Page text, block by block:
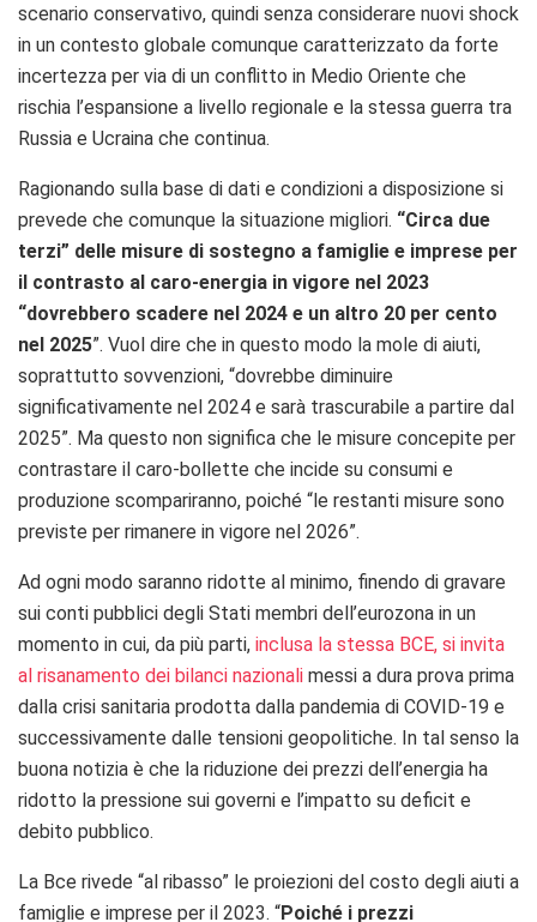
scenario conservativo, quindi senza considerare nuovi shock
in un contesto globale comunque caratterizzato da forte
incertezza per via di un conflitto in Medio Oriente che
rischia l’espansione a livello regionale e la stessa guerra tra
Russia e Ucraina che continua.
Ragionando sulla base di dati e condizioni a disposizione si
prevede che comunque la situazione migliori. “Circa due
terzi” delle misure di sostegno a famiglie e imprese per
il contrasto al caro-energia in vigore nel 2023
“dovrebbero scadere nel 2024 e un altro 20 per cento
nel 2025”. Vuol dire che in questo modo la mole di aiuti,
soprattutto sovvenzioni, “dovrebbe diminuire
significativamente nel 2024 e sarà trascurabile a partire dal
2025”. Ma questo non significa che le misure concepite per
contrastare il caro-bollette che incide su consumi e
produzione scompariranno, poiché “le restanti misure sono
previste per rimanere in vigore nel 2026”.
Ad ogni modo saranno ridotte al minimo, finendo di gravare
sui conti pubblici degli Stati membri dell’eurozona in un
momento in cui, da più parti, inclusa la stessa BCE, si invita
al risanamento dei bilanci nazionali messi a dura prova prima
dalla crisi sanitaria prodotta dalla pandemia di COVID-19 e
successivamente dalle tensioni geopolitiche. In tal senso la
buona notizia è che la riduzione dei prezzi dell’energia ha
ridotto la pressione sui governi e l’impatto su deficit e
debito pubblico.
La Bce rivede “al ribasso” le proiezioni del costo degli aiuti a
famiglie e imprese per il 2023. “Poiché i prezzi